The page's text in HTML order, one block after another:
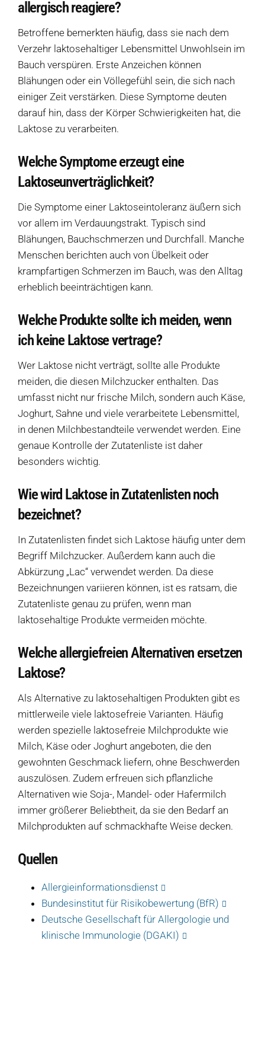
allergisch reagiere?
Betroffene bemerkten häufig, dass sie nach dem
Verzehr laktosehaltiger Lebensmittel Unwohlsein im
Bauch verspüren. Erste Anzeichen können
Blähungen oder ein Völlegefühl sein, die sich nach
einiger Zeit verstärken. Diese Symptome deuten
darauf hin, dass der Körper Schwierigkeiten hat, die
Laktose zu verarbeiten.
Welche Symptome erzeugt eine
Laktoseunverträglichkeit?
Die Symptome einer Laktoseintoleranz äußern sich
vor allem im Verdauungstrakt. Typisch sind
Blähungen, Bauchschmerzen und Durchfall. Manche
Menschen berichten auch von Übelkeit oder
krampfartigen Schmerzen im Bauch, was den Alltag
erheblich beeinträchtigen kann.
Welche Produkte sollte ich meiden, wenn
ich keine Laktose vertrage?
Wer Laktose nicht verträgt, sollte alle Produkte
meiden, die diesen Milchzucker enthalten. Das
umfasst nicht nur frische Milch, sondern auch Käse,
Joghurt, Sahne und viele verarbeitete Lebensmittel,
in denen Milchbestandteile verwendet werden. Eine
genaue Kontrolle der Zutatenliste ist daher
besonders wichtig.
Wie wird Laktose in Zutatenlisten noch
bezeichnet?
In Zutatenlisten findet sich Laktose häufig unter dem
Begriff Milchzucker. Außerdem kann auch die
Abkürzung „Lac“ verwendet werden. Da diese
Bezeichnungen variieren können, ist es ratsam, die
Zutatenliste genau zu prüfen, wenn man
laktosehaltige Produkte vermeiden möchte.
Welche allergiefreien Alternativen ersetzen
Laktose?
Als Alternative zu laktosehaltigen Produkten gibt es
mittlerweile viele laktosefreie Varianten. Häufig
werden spezielle laktosefreie Milchprodukte wie
Milch, Käse oder Joghurt angeboten, die den
gewohnten Geschmack liefern, ohne Beschwerden
auszulösen. Zudem erfreuen sich pflanzliche
Alternativen wie Soja-, Mandel- oder Hafermilch
immer größerer Beliebtheit, da sie den Bedarf an
Milchprodukten auf schmackhafte Weise decken.
Quellen
Allergieinformationsdienst
Bundesinstitut für Risikobewertung (BfR)
Deutsche Gesellschaft für Allergologie und
klinische Immunologie (DGAKI)
Verkaufswagen-Tour
Weitere Verkaufsstellen
Über uns
Produkte
Salate
Dips
Soßen
Produkt-Übersicht Jetzt vorbestellen
Produkte nach Allergenen